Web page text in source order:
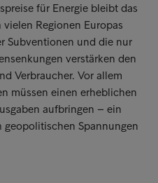
für Energie bleibt das
Regionen Europas
Subventionen und die nur
verstärken den
Verbraucher. Vor allem
müssen einen erheblichen
aufbringen – ein
geopolitischen Spannungen